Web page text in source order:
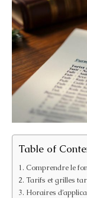
Table of
Comprendre le
Tarifs et grilles
Horaires